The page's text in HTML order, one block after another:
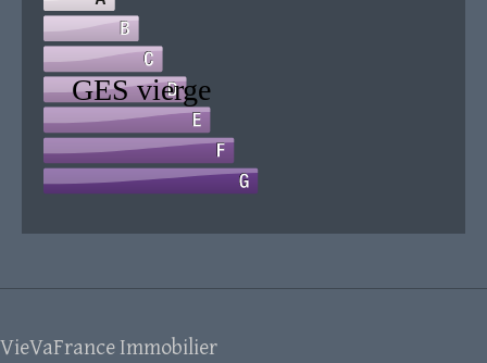
VieVaFrance Immobilier